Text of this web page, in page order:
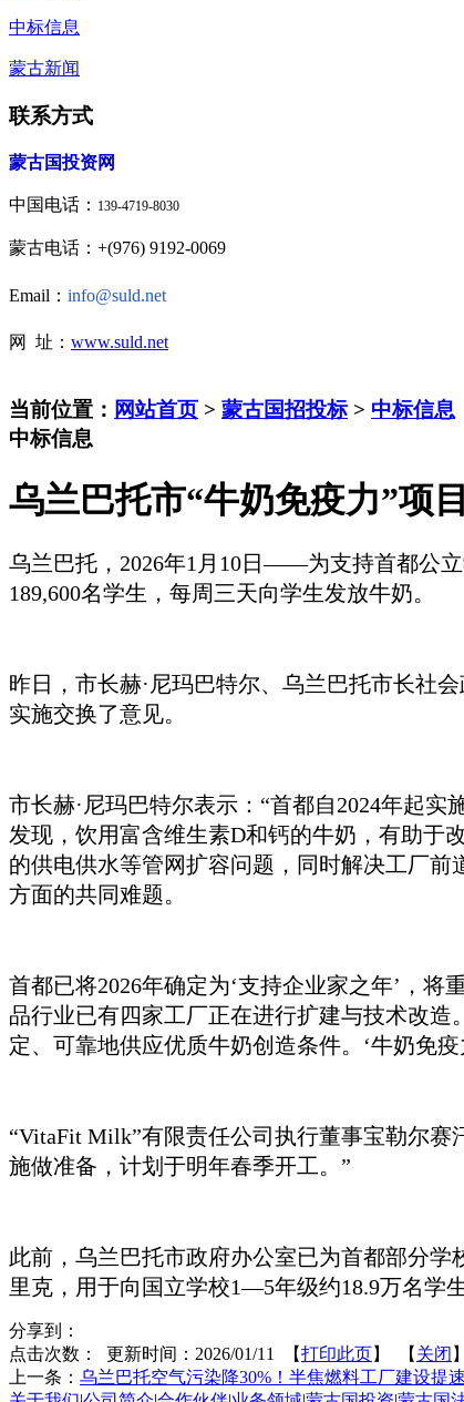
中标信息
蒙古新闻
联系方式
蒙古国投资网
中国电话： 139-4719-8030
蒙古电话：+(976) 9192-0069
Email： info@suld.net
网 址： www.suld.net
当前位置： 网站首页 > 蒙古国招投标> 中标信息
中标信息
乌兰巴托市“牛奶免疫力”项
乌兰巴托， 2026年1月10日——为支持首都公
189,600名学生，每周三天向学生发放牛奶。
昨日，市长赫·尼玛巴特尔、乌兰巴托市长社
实施交换了意见。
市长赫·尼玛巴特尔表示：“首都自2024年起
发现，饮用富含维生素D和钙的牛奶，有助于
的供电供水等管网扩容问题，同时解决工厂
方面的共同难题。
首都已将2026年确定为‘支持企业家之年’，
品行业已有四家工厂正在进行扩建与技术改
定、可靠地供应优质牛奶创造条件。‘牛奶免
“VitaFit Milk”有限责任公司执行董事宝勒尔
施做准备，计划于明年春季开工。”
此前，乌兰巴托市政府办公室已为首都部分学
里克，用于向国立学校1—5年级约18.9万名学
分享到：
点击次数：
更新时间：2026/01/11 【打印此页 】 【 关闭 】
上一条： 乌兰巴托空气污染降30%！半焦燃料工厂建设提